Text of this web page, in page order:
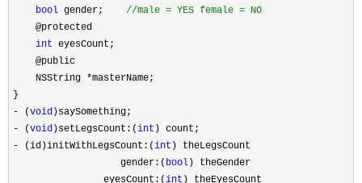
bool gender; //male = YES female = NO
@protected
int eyesCount;
@public
NSString *masterName;
}
- (void)saySomething;
- (void)setLegsCount:(int ) count;
- (id)initWithLegsCount:(int ) theLegsCount
gender:( bool) theGender
eyesCount:(int ) theEyesCount